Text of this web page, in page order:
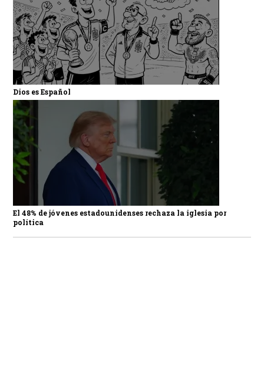
Dios es Español
El 48% de jóvenes estadounidenses rechaza la iglesia por
política